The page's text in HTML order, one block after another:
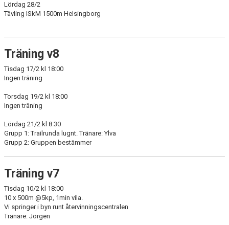
Lördag 28/2
Tävling ISkM 1500m Helsingborg
Träning v8
Tisdag 17/2 kl 18:00
Ingen träning
Torsdag 19/2 kl 18:00
Ingen träning
Lördag 21/2 kl 8:30
Grupp 1: Trailrunda lugnt. Tränare: Ylva
Grupp 2: Gruppen bestämmer
Träning v7
Tisdag 10/2 kl 18:00
10 x 500m @5kp, 1min vila.
Vi springer i byn runt återvinningscentralen
Tränare: Jörgen